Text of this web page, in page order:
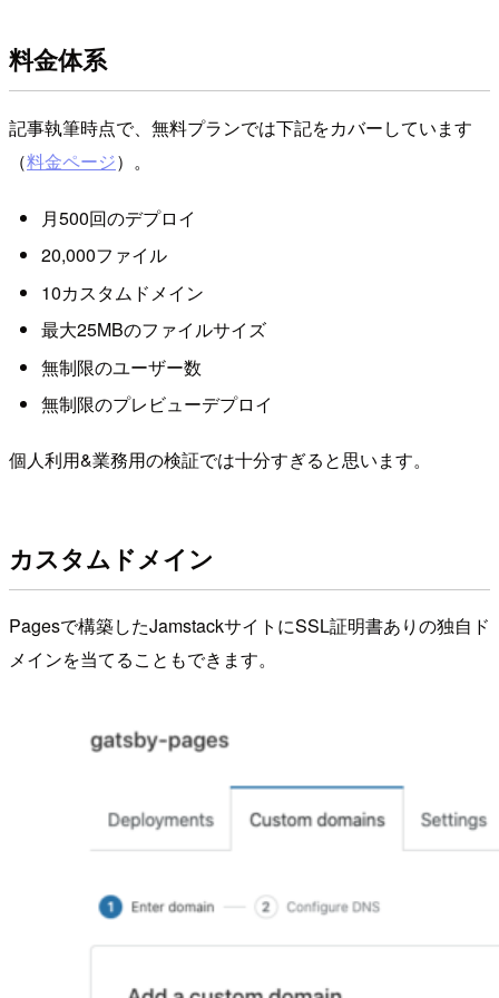
料金体系
記事執筆時点で、無料プランでは下記をカバーしています
（料金ページ）。
月500回のデプロイ
20,000ファイル
10カスタムドメイン
最大25MBのファイルサイズ
無制限のユーザー数
無制限のプレビューデプロイ
個人利用&業務用の検証では十分すぎると思います。
カスタムドメイン
Pagesで構築したJamstackサイトにSSL証明書ありの独自ド
メインを当てることもできます。